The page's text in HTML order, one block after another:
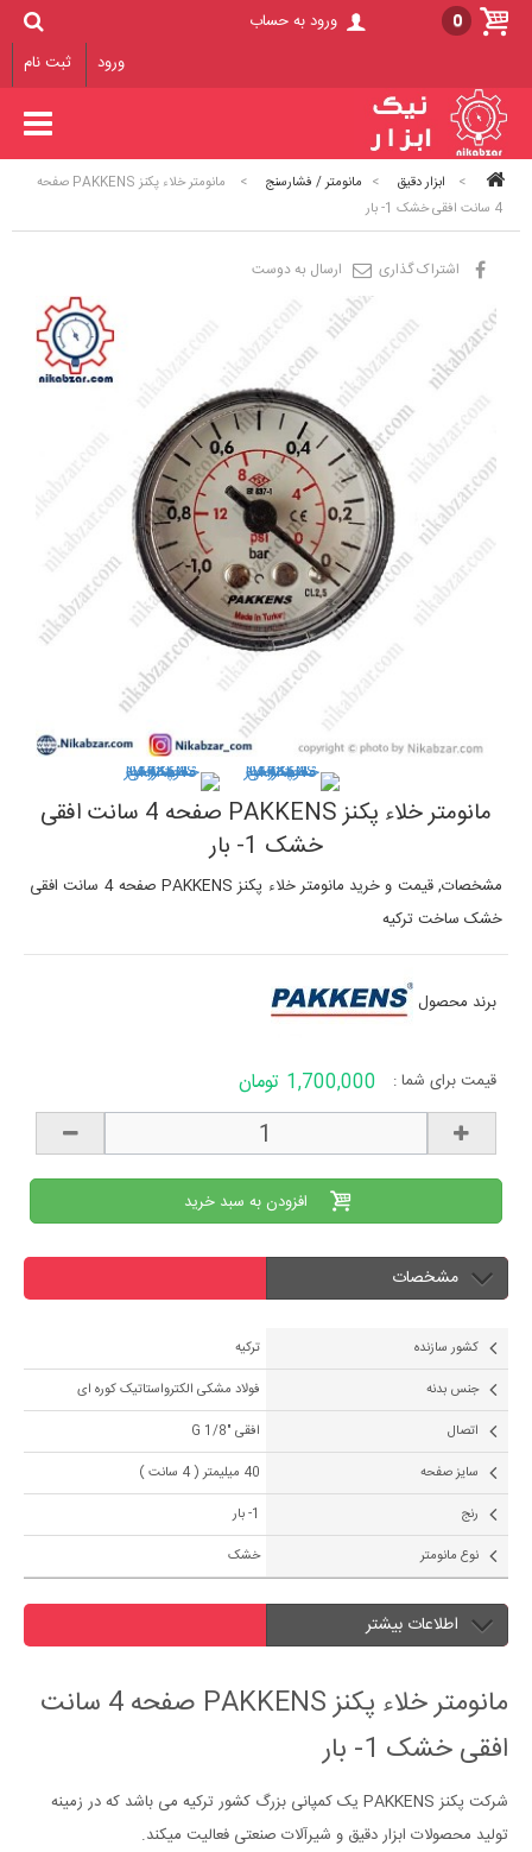
0
ورود به حساب
ورود
ثبت نام
> ابزار دقیق > مانومتر / فشارسنج >
مانومتر خلاء پکنز PAKKENS صفحه
4 سانت افقی خشک 1- بار
اشتراک گذاری ارسال به دوست
مانومتر خلاء پکنز PAKKENS صفحه 4 سانت افقی
خشک 1- بار
مشخصات, قیمت و خرید مانومتر خلاء پکنز PAKKENS صفحه 4 سانت افقی
خشک ساخت ترکیه
برند محصول
قیمت برای شما : 1,700,000 تومان
افزودن به سبد خرید
مشخصات
کشور سازنده
ترکیه
جنس بدنه
فولاد مشکی الکترواستاتیک کوره ای
اتصال
افقی "1/8 G
سایز صفحه
40 میلیمتر ( 4 سانت )
رنج
1- بار
نوع مانومتر
خشک
اطلاعات بیشتر
مانومتر خلاء پکنز PAKKENS صفحه 4 سانت
افقی خشک 1- بار
شرکت پکنز PAKKENS یک کمپانی بزرگ کشور ترکیه می باشد که در زمینه
تولید محصولات ابزار دقیق و شیرآلات صنعتی فعالیت میکند.